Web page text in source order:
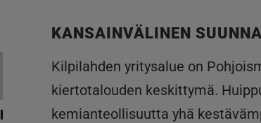
KANSAINVÄLINEN
Kilpilahden yritysalue on
kiertotalouden keskittymä.
kemianteollisuutta yhä